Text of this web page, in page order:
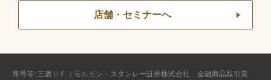
店舗・セミナーへ
商号等: 三菱ＵＦＪモルガン・スタンレー証券株式会社 金融商品取引業